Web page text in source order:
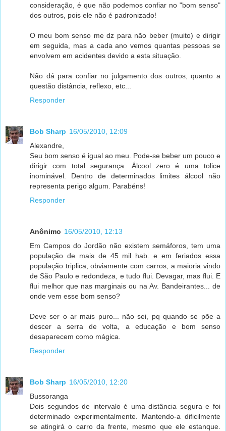
consideração, é que não podemos confiar no "bom senso"
dos outros, pois ele não é padronizado!
O meu bom senso me dz para não beber (muito) e dirigir
em seguida, mas a cada ano vemos quantas pessoas se
envolvem em acidentes devido a esta situação.
Não dá para confiar no julgamento dos outros, quanto a
questão distância, reflexo, etc...
Responder
Bob Sharp 16/05/2010, 12:09
Alexandre,
Seu bom senso é igual ao meu. Pode-se beber um pouco e
dirigir com total segurança. Álcool zero é uma tolice
inominável. Dentro de determinados limites álcool não
representa perigo algum. Parabéns!
Responder
Anônimo 16/05/2010, 12:13
Em Campos do Jordão não existem semáforos, tem uma
população de mais de 45 mil hab. e em feriados essa
população triplica, obviamente com carros, a maioria vindo
de São Paulo e redondeza, e tudo flui. Devagar, mas flui. E
flui melhor que nas marginais ou na Av. Bandeirantes... de
onde vem esse bom senso?
Deve ser o ar mais puro... não sei, pq quando se põe a
descer a serra de volta, a educação e bom senso
desaparecem como mágica.
Responder
Bob Sharp 16/05/2010, 12:20
Bussoranga
Dois segundos de intervalo é uma distância segura e foi
determinado experimentalmente. Mantendo-a dificilmente
se atingirá o carro da frente, mesmo que ele estanque.